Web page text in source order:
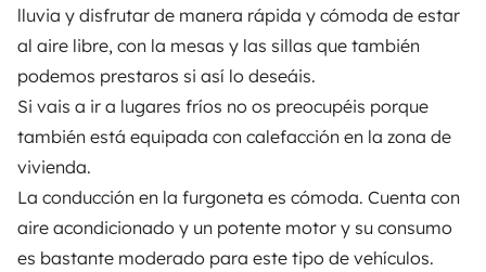
lluvia y disfrutar de manera rápida y cómoda de estar
al aire libre, con la mesas y las sillas que también
podemos prestaros si así lo deseáis.
Si vais a ir a lugares fríos no os preocupéis porque
también está equipada con calefacción en la zona de
vivienda.
La conducción en la furgoneta es cómoda. Cuenta con
aire acondicionado y un potente motor y su consumo
es bastante moderado para este tipo de vehículos.
Pagamento em prestações
Descarregar na
Apple Store
Disponível na
O blog Contactos Recrutamento CGU